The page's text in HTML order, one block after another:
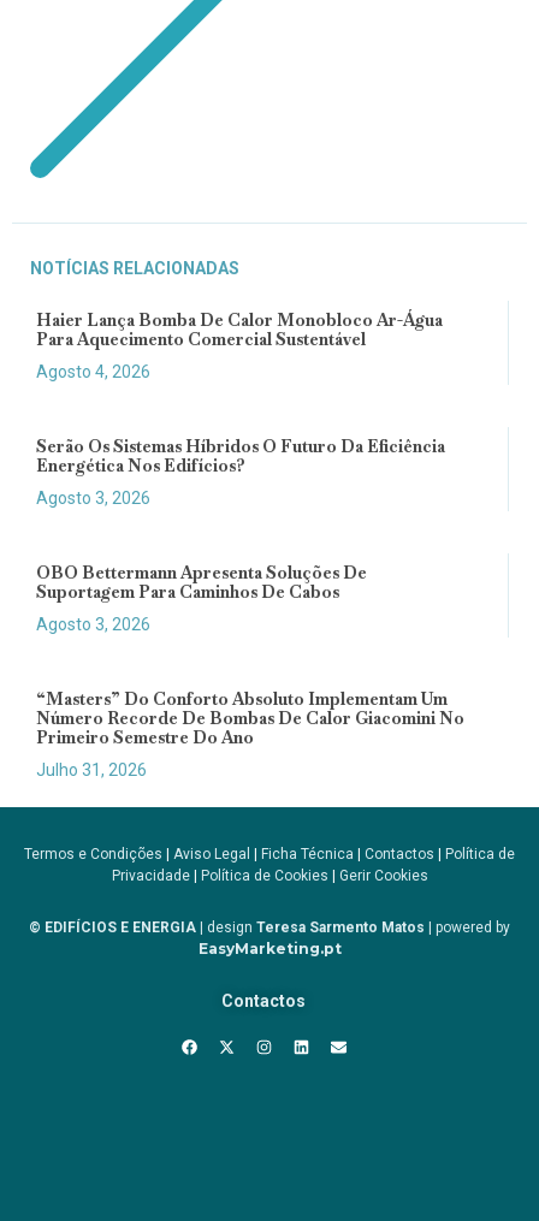
NOTÍCIAS RELACIONADAS
Haier Lança Bomba De Calor Monobloco Ar-Água
Para Aquecimento Comercial Sustentável
Agosto 4, 2026
Serão Os Sistemas Híbridos O Futuro Da Eficiência
Energética Nos Edifícios?
Agosto 3, 2026
OBO Bettermann Apresenta Soluções De
Suportagem Para Caminhos De Cabos
Agosto 3, 2026
“Masters” Do Conforto Absoluto Implementam Um
Número Recorde De Bombas De Calor Giacomini No
Primeiro Semestre Do Ano
Julho 31, 2026
Termos e Condições Aviso Legal Ficha Técnica Contactos
Política de
Privacidade| Política de Cookies Gerir Cookies
© EDIFÍCIOS E ENERGIA | design Teresa Sarmento Matos | powered by
EasyMarketing.pt
Contactos